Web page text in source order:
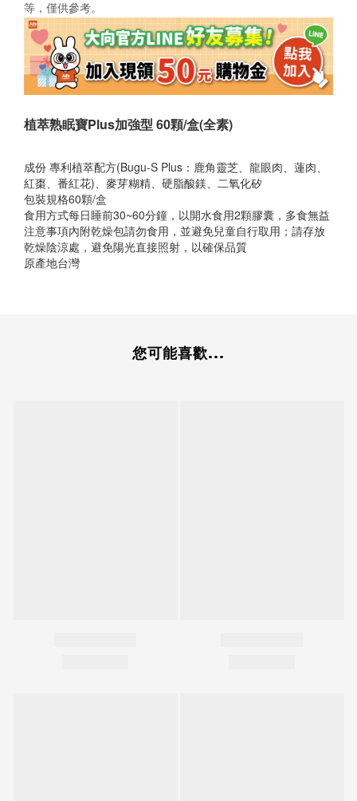
等，僅供參考。
植萃熟眠寶Plus加強型 60顆/盒(全素)
成份 專利植萃配方(Bugu-S Plus：鹿角靈芝、龍眼肉、蓮肉、
紅棗、番紅花)、麥芽糊精、硬脂酸鎂、二氧化矽
包裝規格60顆/盒
食用方式每日睡前30~60分鐘，以開水食用2顆膠囊，多食無益
注意事項內附乾燥包請勿食用，並避免兒童自行取用；請存放
乾燥陰涼處，避免陽光直接照射，以確保品質
原產地台灣
您可能喜歡...